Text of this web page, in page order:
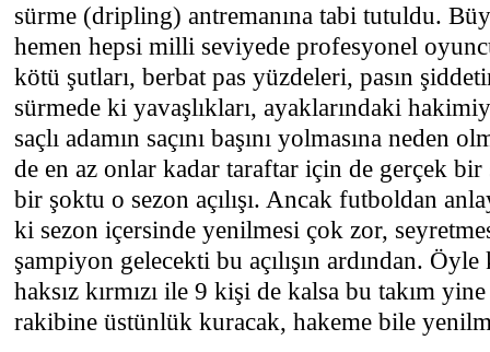
sürme (dripling) antremanına tabi tutuldu.
hemen hepsi milli seviyede profesyonel
kötü şutları, berbat pas yüzdeleri, pasın
sürmede ki yavaşlıkları, ayaklarındaki
saçlı adamın saçını başını yolmasına neden
de en az onlar kadar taraftar için de gerçek bir
bir şoktu o sezon açılışı. Ancak futboldan
ki sezon içersinde yenilmesi çok zor,
şampiyon gelecekti bu açılışın ardından.
haksız kırmızı ile 9 kişi de kalsa bu takım
rakibine üstünlük kuracak, hakeme bile